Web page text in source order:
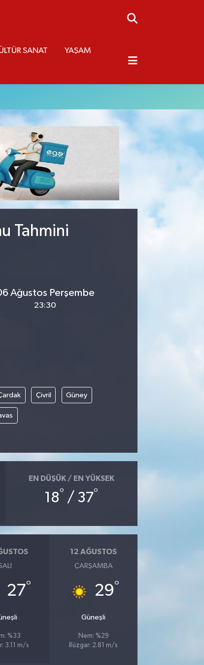
SANAT YAŞAM
Tahmini
Ağustos Perşembe
23:30
Çivril Güney
EN DÜŞÜK / EN YÜKSEK
18° / 37°
27°
%33
3.11 m/s
12 AĞUSTOS
ÇARŞAMBA
29°
Güneşli
Nem: %29
Rüzgar: 2.81 m/s